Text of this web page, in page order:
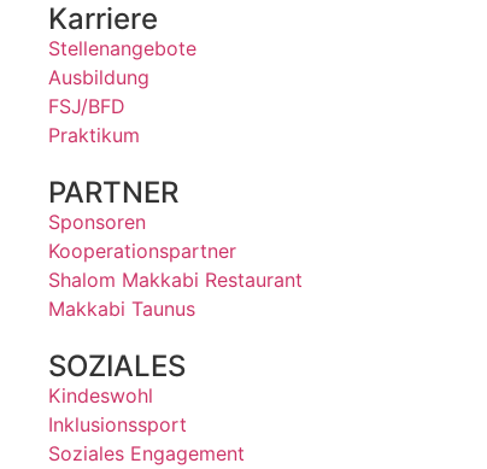
Karriere
Stellenangebote
Ausbildung
FSJ/BFD
Praktikum
PARTNER
Sponsoren
Kooperationspartner
Shalom Makkabi Restaurant
Makkabi Taunus
SOZIALES
Kindeswohl
Inklusionssport
Soziales Engagement